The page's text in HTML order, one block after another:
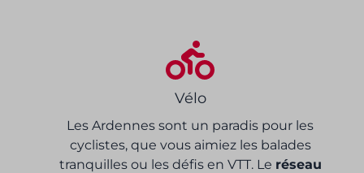
Vélo
Les Ardennes sont un paradis pour les
cyclistes, que vous aimiez les balades
tranquilles ou les défis en VTT. Le réseau